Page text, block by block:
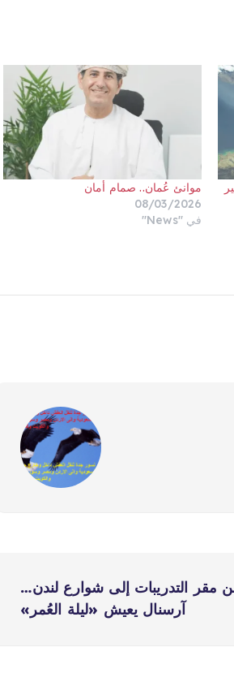
موانئ عُمان.. صمام أمان
08/03/2026
في "News"
مقر التدريبات إلى شوارع لندن…
آرسنال يعيش «ليلة العُمر»